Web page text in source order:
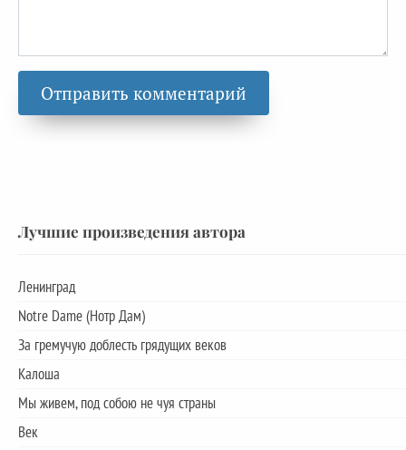
Лучшие произведения автора
Ленинград
Notre Dame (Нотр Дам)
За гремучую доблесть грядущих веков
Калоша
Мы живем, под собою не чуя страны
Век